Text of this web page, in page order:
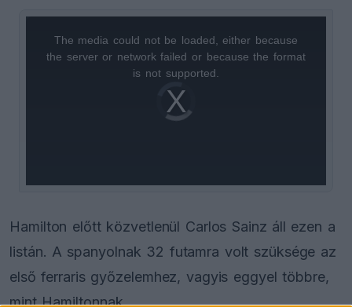
Video
Player
loading.
The media could not be loaded, either because
the server or network failed or because the format
is not supported.
Hamilton előtt közvetlenül Carlos Sainz áll ezen a
listán. A spanyolnak 32 futamra volt szüksége az
első ferraris győzelemhez, vagyis eggyel többre,
mint Hamiltonnak.